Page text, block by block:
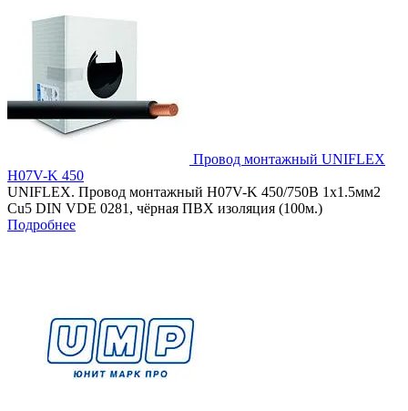
Провод монтажный UNIFLEX
H07V-K 450
UNIFLEX. Провод монтажный H07V-K 450/750В 1x1.5мм2
Cu5 DIN VDE 0281, чёрная ПВХ изоляция (100м.)
Подробнее